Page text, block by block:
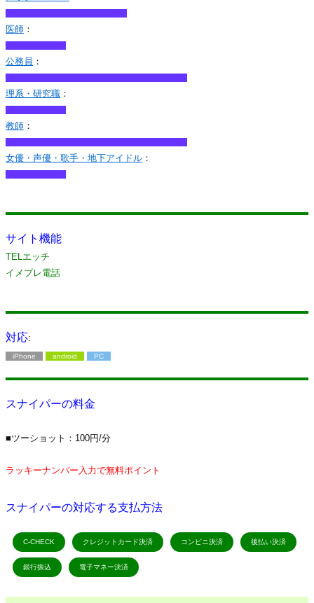
医師 ：
公務員 ：
理系・研究職 ：
教師 ：
女優・声優・歌手・地下アイドル ：
サイト機能
TELエッチ
イメプレ電話
対応:
iPhone android PC
スナイパーの料金
■ツーショット：100円/分
ラッキーナンバー入力で無料ポイント
スナイパーの対応する支払方法
C-CHECK クレジットカード決済 コンビニ決済 後払い決済
銀行振込 電子マネー決済